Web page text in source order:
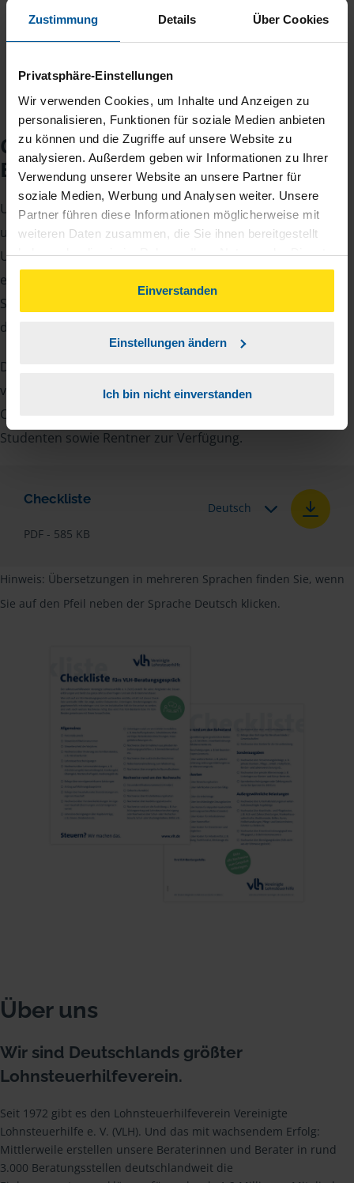
Zustimmung Details Über Cookies
Privatsphäre-Einstellungen
Wir verwenden Cookies, um Inhalte und Anzeigen zu
personalisieren, Funktionen für soziale Medien anbieten
zu können und die Zugriffe auf unsere Website zu
analysieren. Außerdem geben wir Informationen zu Ihrer
Verwendung unserer Website an unsere Partner für
soziale Medien, Werbung und Analysen weiter. Unsere
Partner führen diese Informationen möglicherweise mit
weiteren Daten zusammen, die Sie ihnen bereitgestellt
haben oder die sie im Rahmen Ihrer Nutzung der Dienste
gesammelt haben. Indem Sie auf Einverstanden klicken,
können Sie der Verwendung von Cookies, gemäß
unserer➔ Datenschutzrichtliniezustimmen.
Einverstanden
Einstellungen ändern
Ich bin nicht einverstanden
jährlichen Mitgliedsbeitrag, der sich nach Ihren
Checkliste für Ihr
Beratungsgespräch
Um Ihre Steuererklärung erstellen zu können, benötigen
unsere Beraterinnen und Berater eine Reihe von
Unterlagen von Ihnen. Dazu gehört beispielsweise die
elektronische Lohnsteuerbescheinigung, Ihre
Steueridentifikationsnummer, der Rentenbescheid oder
die Bescheinigung über das Kindergeld.
Damit Sie sich gut vorbereiten können und keinen der
vielen Nachweise vergessen, stellen wir Ihnen hier eine
Checkliste für Arbeitnehmer, Beamte, Auszubildende und
Studenten sowie Rentner zur Verfügung.
Checkliste
PDF - 585 KB
Deutsch
Hinweis: Übersetzungen in mehreren Sprachen finden Sie, wenn
Sie auf den Pfeil neben der Sprache Deutsch klicken.
Über uns
Wir sind Deutschlands größter
Lohnsteuerhilfeverein.
Seit 1972 gibt es den Lohnsteuerhilfeverein Vereinigte
Lohnsteuerhilfe e. V. (VLH). Und das mit wachsendem Erfolg:
Mittlerweile erstellen unsere Beraterinnen und Berater in rund
3.000 Beratungsstellen deutschlandweit die